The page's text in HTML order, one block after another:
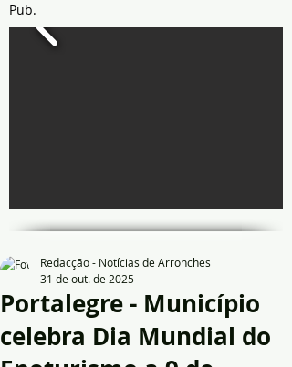
Pub.
Portalegre - Município
celebra Dia Mundial do
Redacção - Notícias de Arronches
31 de out. de 2025